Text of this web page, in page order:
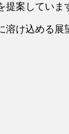
提案していま
け込める